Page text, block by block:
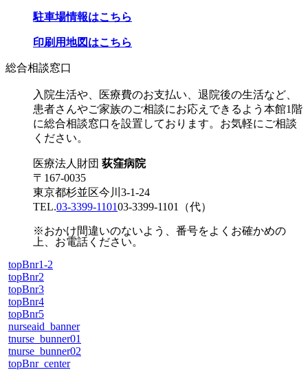
駐車場情報はこちら
印刷用地図はこちら
総合相談窓口
入院生活や、医療費のお支払い、退院後の生活など、
患者さんやご家族のご相談にお応えできるよう本館1階
に総合相談窓口を設置しております。お気軽にご相談
ください。
医療法人財団 荻窪病院
〒167-0035
東京都杉並区今川3-1-24
TEL.03-3399-110103-3399-1101 （代）
※おかけ間違いのないよう、番号をよくお確かめの
上、お電話ください。
topBnr1-2
topBnr2
topBnr3
topBnr4
topBnr5
nurseaid_banner
tnurse_bunner01
tnurse_bunner02
topBnr_center